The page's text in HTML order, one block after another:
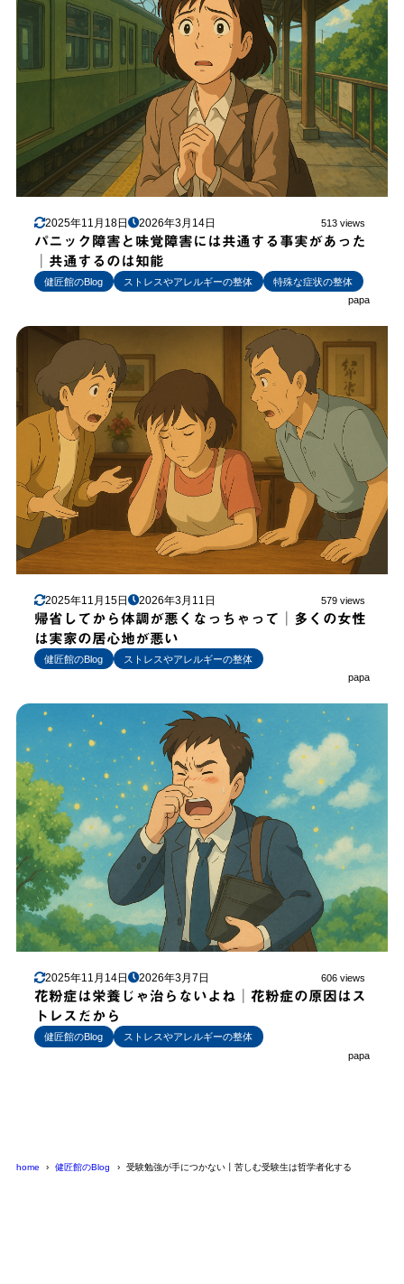
2025年11月18日 2026年3月14日 513 views
パニック障害と味覚障害には共通する事実があった
│共通するのは知能
健匠館のBlog ストレスやアレルギーの整体
特殊な症状の整体
papa
2025年11月15日 2026年3月11日 579 views
帰省してから体調が悪くなっちゃって│多くの女性
は実家の居心地が悪い
健匠館のBlog
ストレスやアレルギーの整体
papa
2025年11月14日 2026年3月7日 606 views
花粉症は栄養じゃ治らないよね│花粉症の原因はス
トレスだから
健匠館のBlog
ストレスやアレルギーの整体
papa
home 健匠館のBlog 受験勉強が手につかない丨苦しむ受験生は哲学者化する